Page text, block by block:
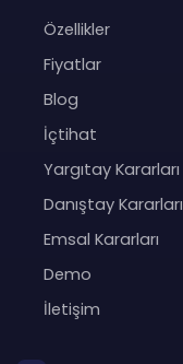
Özellikler
Fiyatlar
Blog
İçtihat
Yargıtay Kararları
Danıştay Kararları
Emsal Kararları
Demo
İletişim